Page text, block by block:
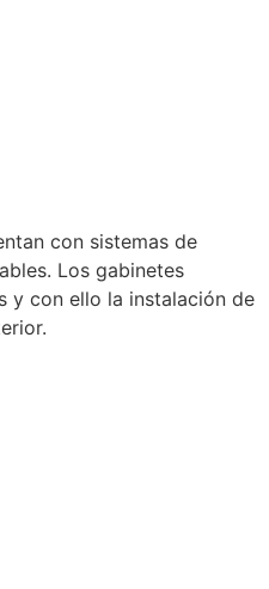
con sistemas de
Los gabinetes
y con ello la instalación de